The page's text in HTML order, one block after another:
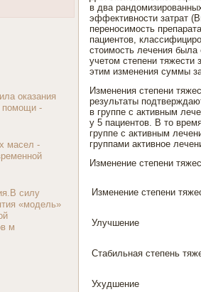
оказания
помощи -
масел -
силу
«модель»
м
в два
эффективности затрат
переносимость
пациентов,
стоимость лечения была
учетом степени тяжести
этим изменения суммы
Изменения степени
результаты
в группе с активным
у 5 пациентов. В то
группе с активным
группами активное
Изменение степени
Изменение степени
Улучшение
Стабильная степень
Ухудшение